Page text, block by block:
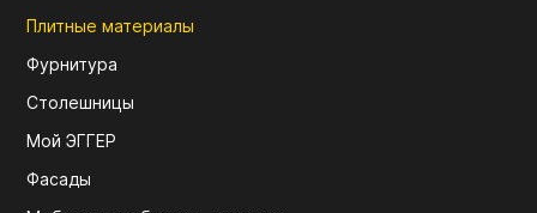
Плитные материалы
Фурнитура
Столешницы
Мой ЭГГЕР
Фасады